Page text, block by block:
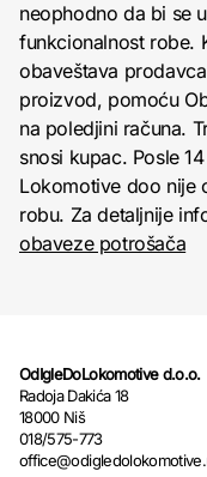
neophodno da bi se
funkcionalnost robe.
obaveštava
proizvod, pomoću
na poledjini računa.
snosi kupac. Posle
Lokomotive doo nije
robu. Za detaljnije
obaveze potrošača
OdIgleDoLokomotive d.o.o.
Radoja Dakića 18
18000 Niš
018/575-773